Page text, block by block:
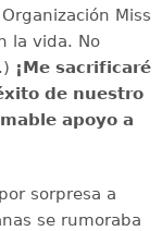
Miss
la vida. No
¡Me sacrificaré
de nuestro
apoyo a
sorpresa a
se rumoraba